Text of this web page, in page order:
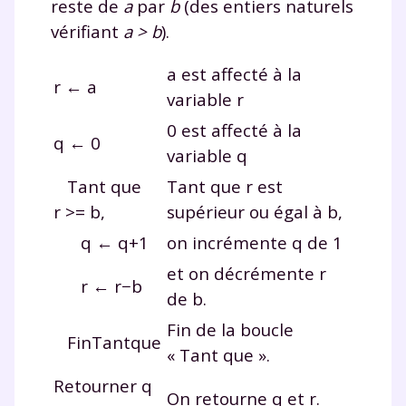
reste de apar b(des entiers naturels
vérifiant a > b).
r ← a
a est affecté à la
variable r
q ← 0
0 est affecté à la
variable q
Tant que
r >= b,
Tant que r est
supérieur ou égal à b,
q ← q+1
on incrémente q de 1
r ← r−b
et on décrémente r
de b.
FinTantque
Fin de la boucle
« Tant que ».
Retourner q
On retourne q et r.
Testez gratuitement
pendant 24h notre
plateforme de soutien
Fiches de cours et vidéos
corrigés
podcasts de révisions
Unespace dédié aux parents
suivre les progrès
Tout le programme scolaire du CP à
Des profs expérimentés disponibles
à la demande par tchat, audio ou